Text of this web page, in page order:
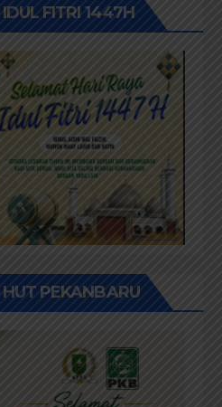
FITRI 1447H
PEKANBARU